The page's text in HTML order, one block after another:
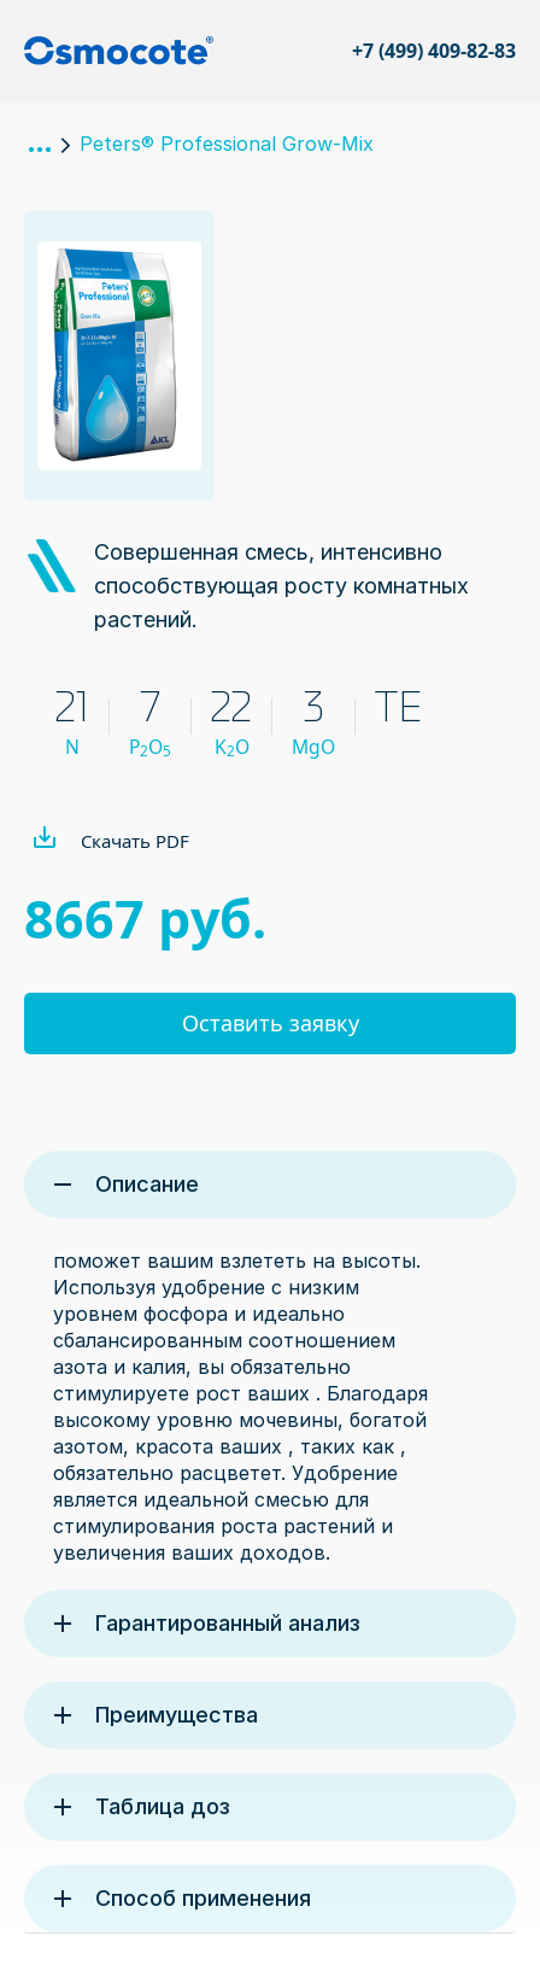
+7 (499) 409-82-83
Peters® Professional Grow-Mix
Совершенная смесь, интенсивно
способствующая росту комнатных
растений.
21
N
7
P2O5
22
K2O
3
MgO
TE
Скачать PDF
8667 руб.
Оставить заявку
Описание
поможет вашим взлететь на высоты.
Используя удобрение с низким
уровнем фосфора и идеально
сбалансированным соотношением
азота и калия, вы обязательно
стимулируете рост ваших . Благодаря
высокому уровню мочевины, богатой
азотом, красота ваших , таких как ,
обязательно расцветет. Удобрение
является идеальной смесью для
стимулирования роста растений и
увеличения ваших доходов.
Гарантированный анализ
Преимущества
Таблица доз
Способ применения